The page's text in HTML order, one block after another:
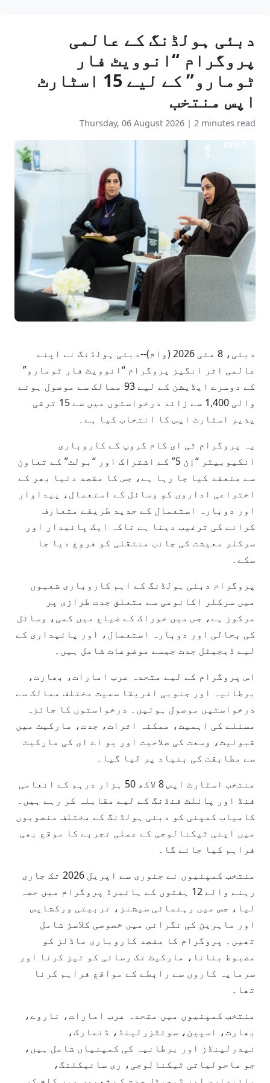
دبئی ہولڈنگ کے عالمی
پروگرام “انوویٹ فار
ٹومارو” کے لیے 15 اسٹارٹ
اپس منتخب
Thursday, 06 August 2026 | 2 minutes read
دبئی، 8 مئی 2026 (وام)--دبئی ہولڈنگ نے اپنے
عالمی اثر انگیز پروگرام “انوویٹ فار ٹومارو”
کے دوسرے ایڈیشن کے لیے 93 ممالک سے موصول ہونے
والی 1,400 سے زائد درخواستوں میں سے 15 ترقی
پذیر اسٹارٹ اپس کا انتخاب کیا ہے۔
یہ پروگرام ٹی ای کام گروپ کے کاروباری
انکیوبیٹر “اِن 5” کے اشتراک اور “بولٹ” کے تعاون
سے منعقد کیا جا رہا ہے، جس کا مقصد دنیا بھر کے
اختراعی اداروں کو وسائل کے استعمال، پیداوار
اور دوبارہ استعمال کے جدید طریقے متعارف
کرانے کی ترغیب دینا ہے تاکہ ایک پائیدار اور
سرکلر معیشت کی جانب منتقلی کو فروغ دیا جا
سکے۔
پروگرام دبئی ہولڈنگ کے اہم کاروباری شعبوں
میں سرکلر اکانومی سے متعلق جدت طرازی پر
مرکوز ہے، جس میں خوراک کے ضیاع میں کمی، وسائل
کی بحالی اور دوبارہ استعمال، اور پائیداری کے
لیے ڈیجیٹل جدت جیسے موضوعات شامل ہیں۔
اس پروگرام کے لیے متحدہ عرب امارات، بھارت،
برطانیہ اور جنوبی افریقا سمیت مختلف ممالک سے
درخواستیں موصول ہوئیں۔ درخواستوں کا جائزہ
مسئلے کی اہمیت، ممکنہ اثرات، جدت، مارکیٹ میں
قبولیت، وسعت کی صلاحیت اور یو اے ای کی مارکیٹ
سے مطابقت کی بنیاد پر لیا گیا۔
منتخب اسٹارٹ اپس 8 لاکھ 50 ہزار درہم کے انعامی
فنڈ اور پائلٹ فنڈنگ کے لیے مقابلہ کر رہے ہیں۔
کامیاب کمپنی کو دبئی ہولڈنگ کے مختلف منصوبوں
میں اپنی ٹیکنالوجی کے عملی تجربے کا موقع بھی
فراہم کیا جائے گا۔
منتخب کمپنیوں نے جنوری سے اپریل 2026 تک جاری
رہنے والے 12 ہفتوں کے ہائبرڈ پروگرام میں حصہ
لیا، جس میں رہنمائی سیشنز، تربیتی ورکشاپس
اور ماہرین کی نگرانی میں خصوصی کلاسز شامل
تھیں۔ پروگرام کا مقصد کاروباری ماڈلز کو
مضبوط بنانا، مارکیٹ تک رسائی کو تیز کرنا اور
سرمایہ کاروں سے رابطے کے مواقع فراہم کرنا
تھا۔
منتخب کمپنیوں میں متحدہ عرب امارات، ناروے،
بھارت، اسپین، سوئٹزرلینڈ، ڈنمارک،
نیدرلینڈز اور برطانیہ کی کمپنیاں شامل ہیں،
جو ماحولیاتی ٹیکنالوجی، ری سائیکلنگ،